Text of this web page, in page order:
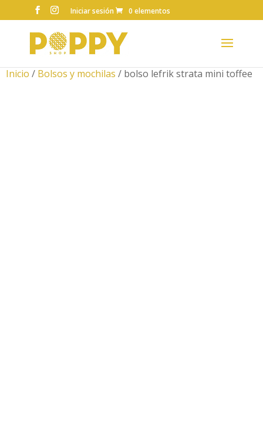
Iniciar sesión 0 elementos
Inicio / Bolsos y mochilas / bolso lefrik strata mini toffee